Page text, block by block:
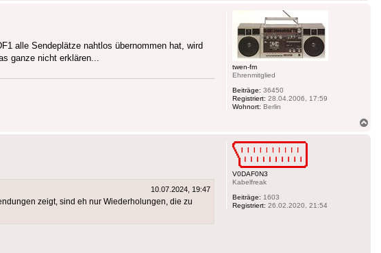
twen-fm
Ehrenmitglied
Beiträge: 36450
Registriert: 28.04.2006, 17:59
Wohnort: Berlin
alle Sendeplätze nahtlos übernommen hat, wird
ganze nicht erklären...
V0DAF0N3
Kabelfreak
Beiträge: 1603
Registriert: 26.02.2020, 21:54
10.07.2024, 19:47
zeigt, sind eh nur Wiederholungen, die zu